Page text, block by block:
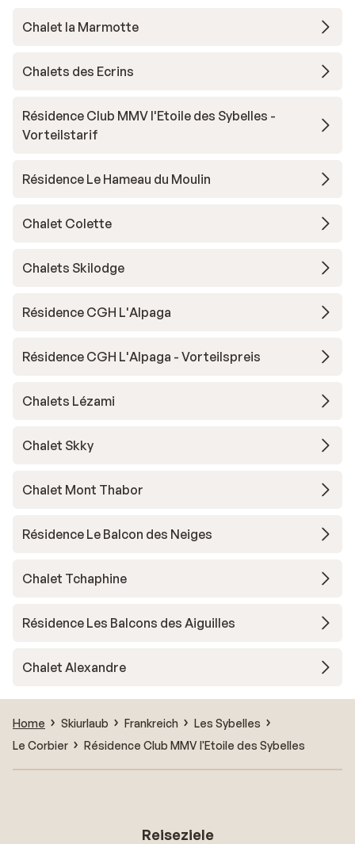
Chalet la Marmotte
Chalets des Ecrins
Résidence Club MMV l'Etoile des Sybelles -
Vorteilstarif
Résidence Le Hameau du Moulin
Chalet Colette
Chalets Skilodge
Résidence CGH L'Alpaga
Résidence CGH L'Alpaga - Vorteilspreis
Chalets Lézami
Chalet Skky
Chalet Mont Thabor
Résidence Le Balcon des Neiges
Chalet Tchaphine
Résidence Les Balcons des Aiguilles
Chalet Alexandre
Home Skiurlaub Frankreich
Les Sybelles
Le Corbier
Résidence Club MMV l'Etoile des Sybelles
Reiseziele